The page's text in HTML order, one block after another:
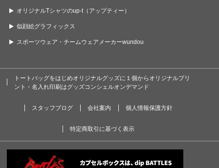
オリジナルTシャツのup-t（アップティー）
似顔絵グラフィックス
スポーツウェア・チームウェアメーカーwundou
トートバッグをはじめオリジナルグッズに１個からオリジナルプリ
ント・名入れ印刷はグッズコンシェルオンデマンド
スタッフブログ 会社案内 個人情報保護方針
特定商取引に基づく表示